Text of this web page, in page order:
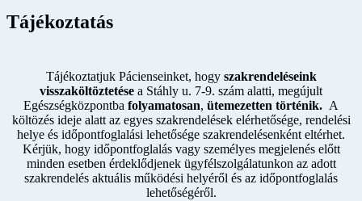
Tájékoztatás
Tájékoztatjuk Pácienseinket, hogy szakrendeléseink
visszaköltöztetése a Stáhly u. 7-9. szám alatti, megújult
Egészségközpontba folyamatosan, ütemezetten történik. A
költözés ideje alatt az egyes szakrendelések elérhetősége, rendelési
helye és időpontfoglalási lehetősége szakrendelésenként eltérhet.
Kérjük, hogy időpontfoglalás vagy személyes megjelenés előtt
minden esetben érdeklődjenek ügyfélszolgálatunkon az adott
szakrendelés aktuális működési helyéről és az időpontfoglalás
lehetőségéről.